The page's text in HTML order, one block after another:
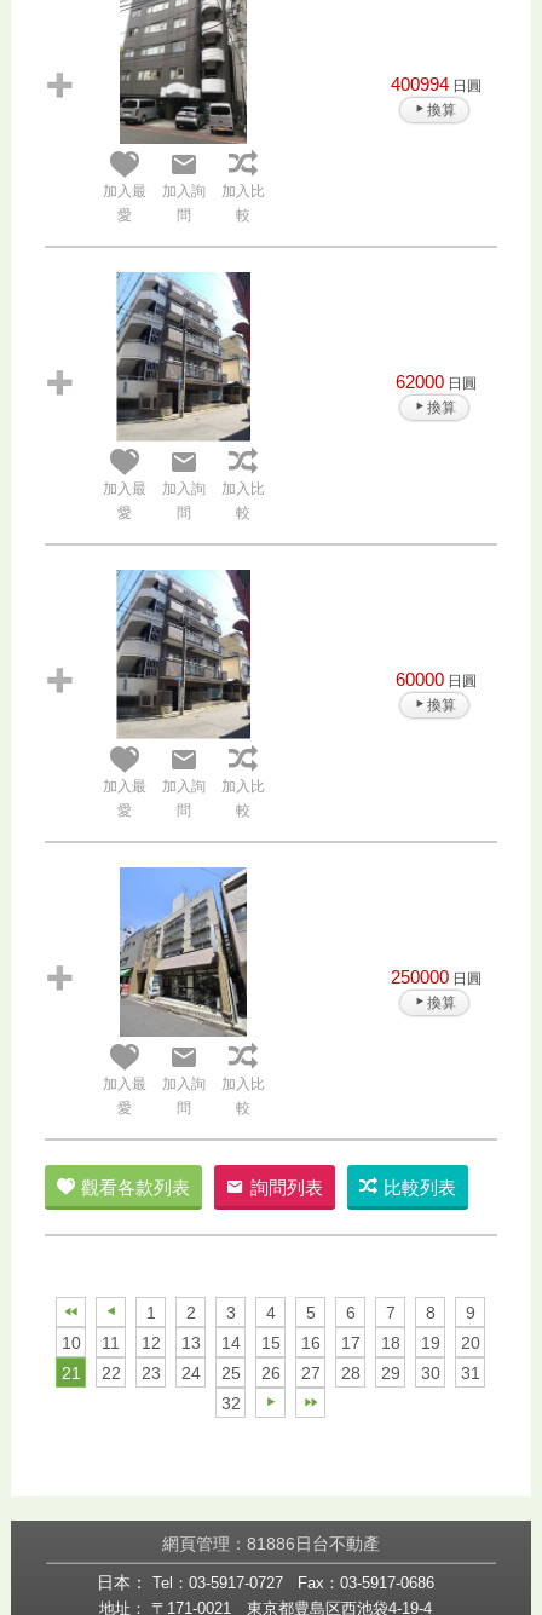
加入最
愛
加入詢
問
加入比
較
400994 日圓
換算
加入最
愛
加入詢
問
加入比
較
62000 日圓
換算
加入最
愛
加入詢
問
加入比
較
60000 日圓
換算
加入最
愛
加入詢
問
加入比
較
250000 日圓
換算
觀看各款列表 詢問列表 比較列表
1 2 3 4 5 6 7 8
9
10
11 12 13 14 15 16 17 18 19
20
21
22 23 24 25 26 27 28 29 30
31
32
網頁管理：81886日台不動產
日本：
Tel：03-5917-0727
Fax：03-5917-0686
地址： 〒171-0021 東京都豊島区西池袋4-19-4